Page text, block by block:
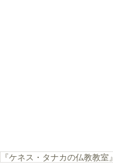
『ケネス・タナカの仏教教室』